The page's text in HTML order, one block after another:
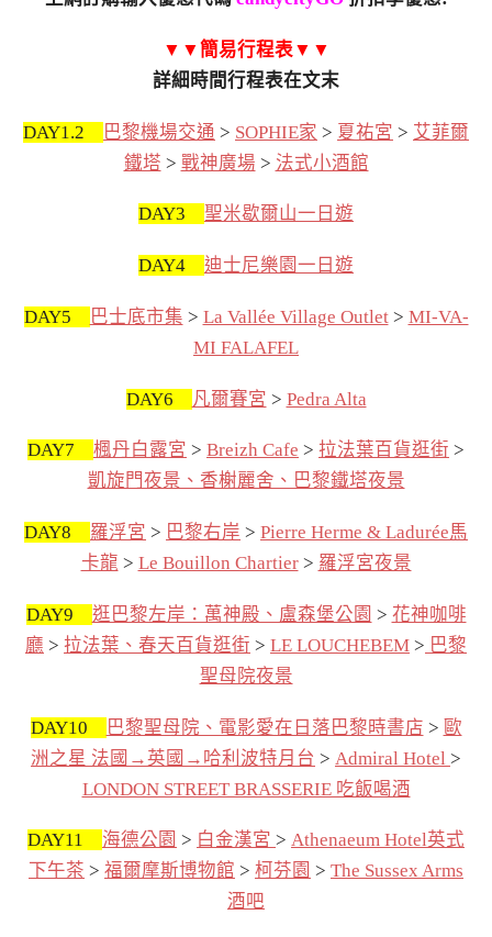
▼▼簡易行程表▼▼
詳細時間行程表在文末
DAY1.2 巴黎機場交通 > SOPHIE家 > 夏祐宮 > 艾菲爾
鐵塔 > 戰神廣場 > 法式小酒館
DAY3 聖米歇爾山一日遊
DAY4 迪士尼樂園一日遊
DAY5 巴士底市集 > La Vallée Village Outlet> MI-VA-
MI FALAFEL
DAY6 凡爾賽宮 > Pedra Alta
DAY7 楓丹白露宮 > Breizh Cafe > 拉法葉百貨逛街 >
凱旋門夜景、香榭麗舍、巴黎鐵塔夜景
DAY8 羅浮宮 > 巴黎右岸 > Pierre Herme & Ladurée馬
卡龍 > Le Bouillon Chartier> 羅浮宮夜景
DAY9 逛巴黎左岸：萬神殿、盧森堡公園 > 花神咖啡
廳 > 拉法葉、春天百貨逛街 > LE LOUCHEBEM > 巴黎
聖母院夜景
DAY10 巴黎聖母院、電影愛在日落巴黎時書店 > 歐
洲之星 法國→英國→哈利波特月台 > Admiral Hotel >
LONDON STREET BRASSERIE 吃飯喝酒
DAY11 海德公園 > 白金漢宮 > Athenaeum Hotel英式
下午茶 > 福爾摩斯博物館 > 柯芬園 > The Sussex Arms
酒吧